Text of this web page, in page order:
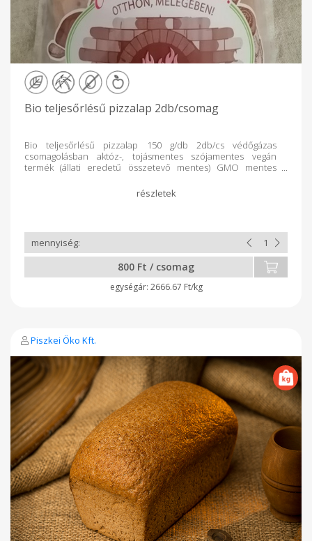
Bio teljesőrlésű pizzalap 2db/csomag
Bio teljesőrlésű pizzalap 150 g/db 2db/cs védőgázas
csomagolásban aktóz-, tojásmentes szójamentes vegán
termék (állati eredetű összetevő mentes) GMO mentes
2db/csomag, nettó tömeg 300g ajánlott tárolás:
szobahőmérsékleten 30 napig. Összetevők: teljesőrlésű
csomagológázok: CO2 gáz keveréke. A*-gal jelölt összetevők
ellenőrzött ökológiai gazdálkodásból származnak. 100g
Termék átlagos tápértéke: Energia 113KJ / 264Kcal Zsír 3,8g
Amelyből telített zsírsavak 1,4g Szénhidrát 45g Ebből cukrok
3,2g Rost 5,8g Fehérje 9,8g Só 1,7g
800 Ft / csomag
2666.67 Ft/kg
Piszkei Öko Kft.